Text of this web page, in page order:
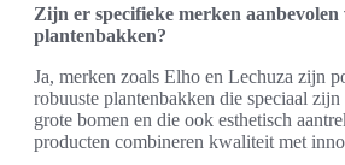
Zijn er specifieke merken
plantenbakken?
Ja, merken zoals Elho en Lechuza zijn
robuuste plantenbakken die speciaal
grote bomen en die ook esthetisch
producten combineren kwaliteit met